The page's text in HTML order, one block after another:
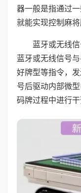
器一般是指通过
就能实现控制麻将
蓝牙或无线
蓝牙或无线信号
好牌型等指令，
号后驱动内部微
码牌过程中进行干